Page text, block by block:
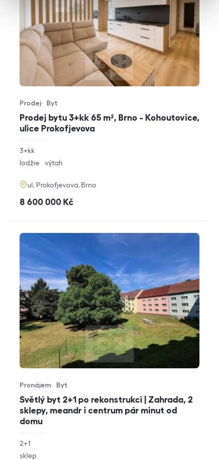
Prodej bytu 3+kk 65 m², Brno - Kohoutovice,
ulice Prokofjevova
Typ nabídky
Prodej
Typ nemovitosti
Byt
rozměry
dispozice
3+kk
funkce
lodžie výtah
adresa
ul. Prokofjevova, Brno
cena
8 600 000 Kč
Světlý byt 2+1 po rekonstrukci | Zahrada, 2
sklepy, meandr i centrum pár minut od
domu
Typ nabídky
Pronájem
Typ nemovitosti
Byt
rozměry
dispozice
2+1
funkce
sklep